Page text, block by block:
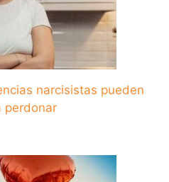
narcisistas pueden
perdonar